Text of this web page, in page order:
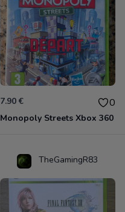
7.90 € 0
Monopoly Streets Xbox 360
TheGamingR83